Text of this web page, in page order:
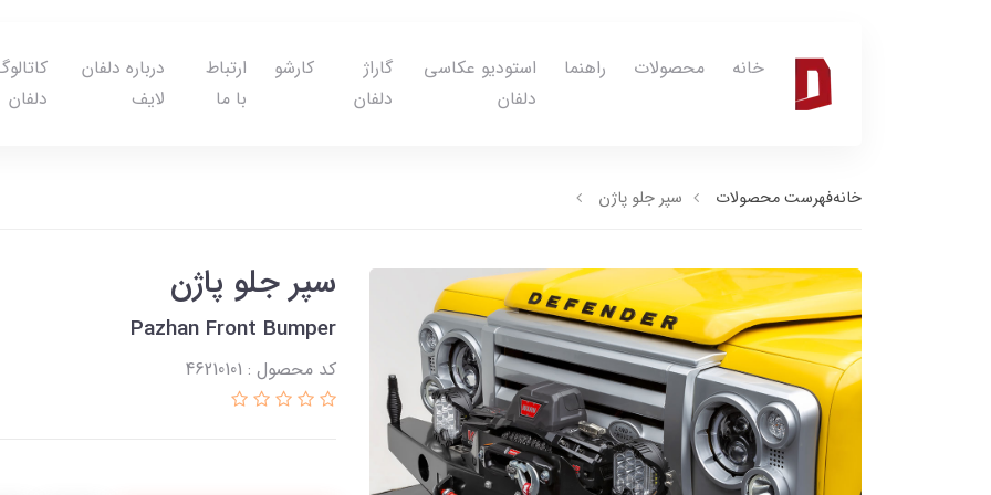
خانه محصولات راهنما
استودیو عکاسی
دلفان
گاراژ
دلفان
کارشو
ارتباط
با ما
درباره دلفان
لایف
دلفان
خانهفهرست محصولات سپر جلو پاژن
سپر جلو پاژن
Pazhan Front Bumper
کد محصول : 46210101